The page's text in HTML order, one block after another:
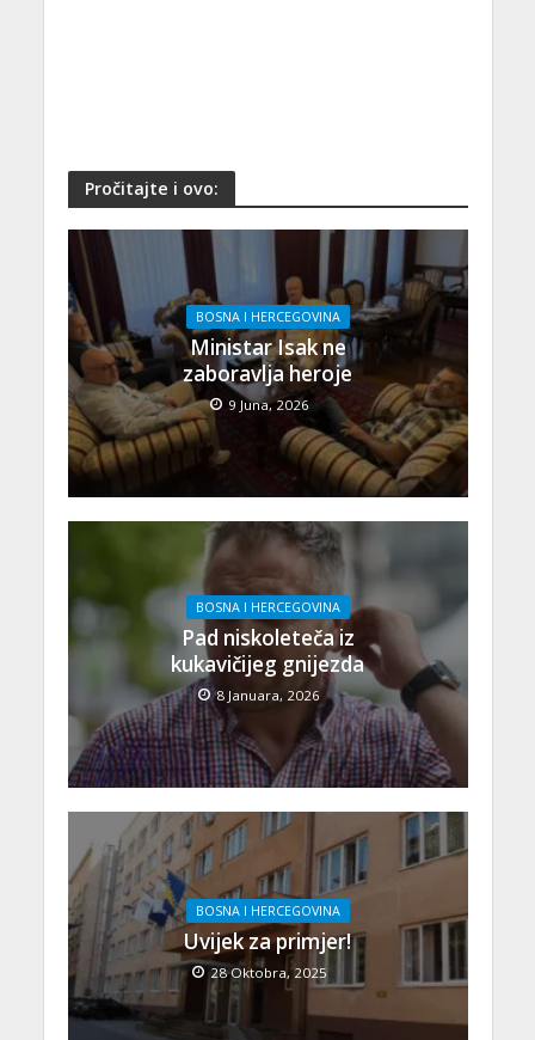
Pročitajte i ovo:
BOSNA I HERCEGOVINA
Ministar Isak ne
zaboravlja heroje
9 Juna, 2026
BOSNA I HERCEGOVINA
Pad niskoleteča iz
kukavičijeg gnijezda
8 Januara, 2026
BOSNA I HERCEGOVINA
Uvijek za primjer!
28 Oktobra, 2025